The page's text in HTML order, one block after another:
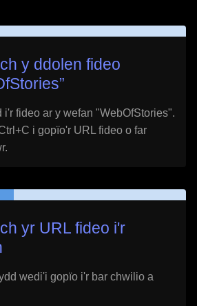
y ddolen fideo
”
i'r fideo ar y wefan "WebOfStories".
i gopïo'r URL fideo o far
yr URL fideo i'r
wedi'i gopïo i'r bar chwilio a